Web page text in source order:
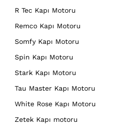
R Tec Kapı Motoru
Remco Kapı Motoru
Somfy Kapı Motoru
Spin Kapı Motoru
Stark Kapı Motoru
Tau Master Kapı Motoru
White Rose Kapı Motoru
Zetek Kapı motoru